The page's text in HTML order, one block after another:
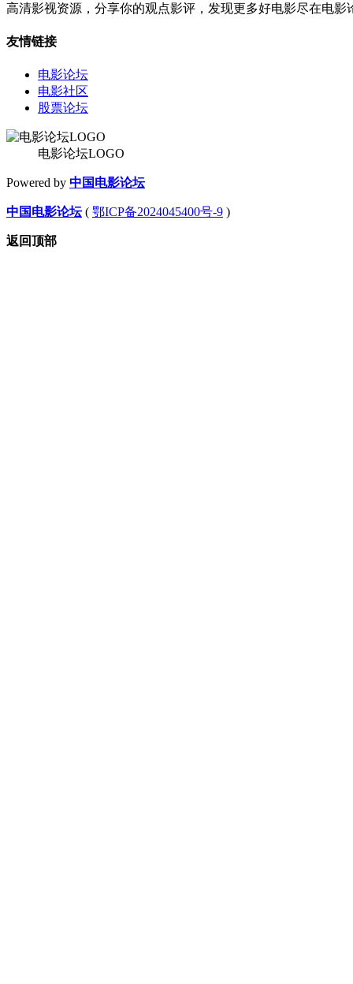
高清影视资源，分享你的观点影评，发现更多好电影尽在电影
友情链接
电影论坛
电影社区
股票论坛
电影论坛LOGO
Powered by 中国电影论坛
中国电影论坛( 鄂ICP备2024045400号-9 )
返回顶部